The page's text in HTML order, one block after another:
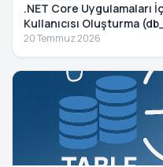
.NET Core Uygulamaları
Kullanıcısı Oluşturma
20 Temmuz 2026